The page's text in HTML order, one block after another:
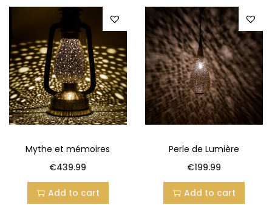
Mythe et mémoires
€439.99
Add to cart
Perle de Lumière
€199.99
Add to cart